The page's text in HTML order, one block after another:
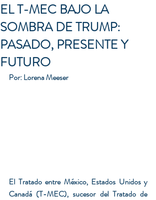
EL T-MEC BAJO LA
SOMBRA DE TRUMP:
PASADO, PRESENTE Y
FUTURO
Por: Lorena Meeser
El Tratado entre México, Estados Unidos y
Canadá (T-MEC), sucesor del Tratado de